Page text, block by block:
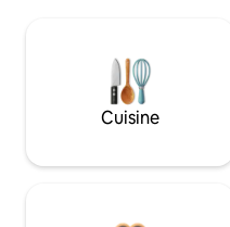
Cuisine